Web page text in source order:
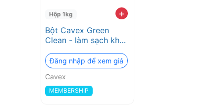
Hộp 1kg +
Bột Cavex Green
Clean - làm sạch khay
Đăng nhập để xem giá
Cavex
MEMBERSHIP